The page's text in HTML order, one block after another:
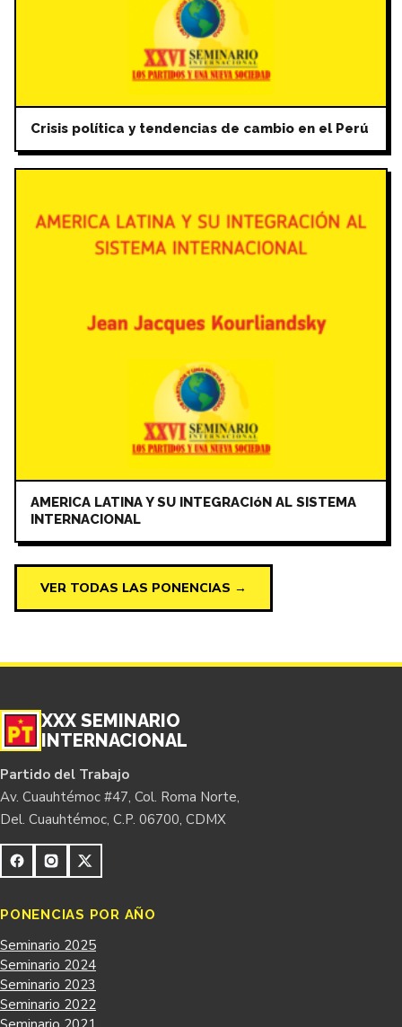
Crisis política y tendencias de cambio en el Perú
AMERICA LATINA Y SU INTEGRACIóN AL SISTEMA
INTERNACIONAL
VER TODAS LAS PONENCIAS →
XXX SEMINARIO
INTERNACIONAL
Partido del Trabajo
Av. Cuauhtémoc #47, Col. Roma Norte,
Del. Cuauhtémoc, C.P. 06700, CDMX
PONENCIAS POR AÑO
Seminario 2025
Seminario 2024
Seminario 2023
Seminario 2022